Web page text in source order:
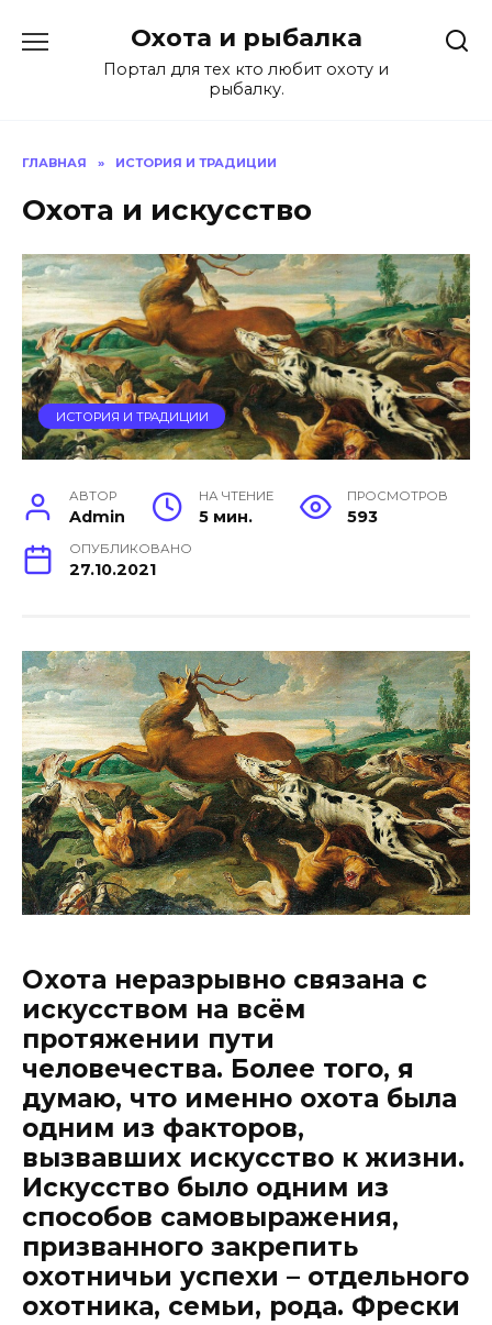
содержанию
Охота и рыбалка
Портал для тех кто любит охоту и
рыбалку.
ГЛАВНАЯ » ИСТОРИЯ И ТРАДИЦИИ
Охота и искусство
ИСТОРИЯ И ТРАДИЦИИ
АВТОР
Admin
НА ЧТЕНИЕ
5 мин.
ПРОСМОТРОВ
593
ОПУБЛИКОВАНО
27.10.2021
Охота неразрывно связана с
искусством на всём
протяжении пути
человечества. Более того, я
думаю, что именно охота была
одним из факторов,
вызвавших искусство к жизни.
Искусство было одним из
способов самовыражения,
призванного закрепить
охотничьи успехи – отдельного
охотника, семьи, рода. Фрески